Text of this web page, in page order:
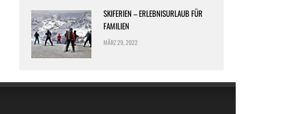
SKIFERIEN – ERLEBNISURLAUB FÜR
FAMILIEN
MÄRZ 29, 2022